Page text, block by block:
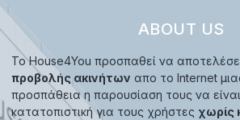
ABOUT US
Το House4You προσπαθεί να
προβολής ακινήτων απο το Internet
προσπάθεια η παρουσίαση τους να
κατατοπιστική για τους χρήστες χωρίς